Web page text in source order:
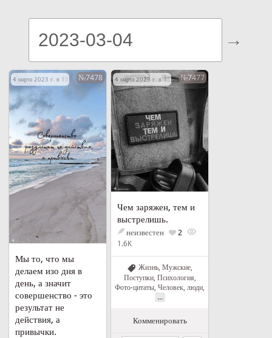
4 марта 2023 г. в 18:24 №7478
Мы то, что мы
делаем изо дня в
день, а значит
совершенство - это
результат не
действия, а
привычки.
4 марта 2023 г. в 18:07№7477
Чем заряжен, тем и
выстрелишь.
неизвестен 2
1.6K
Жизнь, Мужские,
Поступки, Психология
Фото-цитаты Человек, люди
...
Комменировать